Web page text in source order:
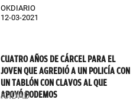
OKDIARIO
12-03-2021
CUATRO AÑOS DE CÁRCEL PARA EL
JOVEN QUE AGREDIÓ A UN POLICÍA CON
UN TABLÓN CON CLAVOS AL QUE
APOYÓ PODEMOS